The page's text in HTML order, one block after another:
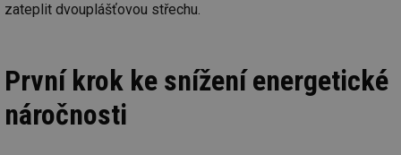
zateplit dvouplášťovou střechu.
První krok ke snížení energetické
náročnosti